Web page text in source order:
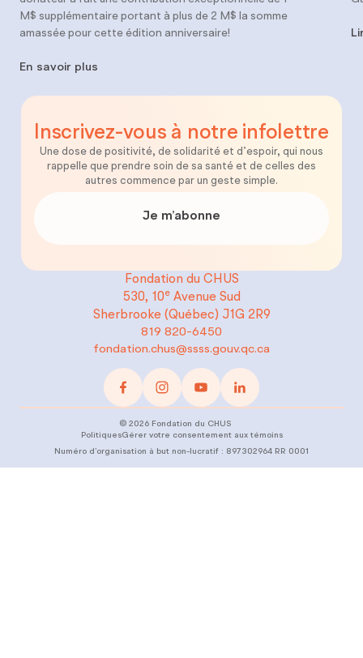
M$ supplémentaire portant à plus de 2 M$ la somme
amassée pour cette édition anniversaire!
En savoir plus
Inscrivez-vous à notre infolettre
Une dose de positivité, de solidarité et d’espoir, qui nous
rappelle que prendre soin de sa santé et de celles des
autres commence par un geste simple.
Je m’abonne
Fondation du CHUS
530, 10eAvenue Sud
Sherbrooke (Québec) J1G 2R9
819 820-6450
fondation.chus@ssss.gouv.qc.ca
©2026 Fondation du CHUS
PolitiquesGérer votre consentement aux témoins
Numéro d’organisation à but non-lucratif : 897302964 RR 0001